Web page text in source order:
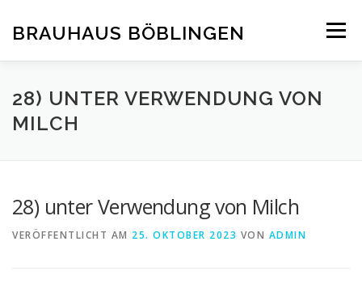
springen
BRAUHAUS BÖBLINGEN Menü
28) UNTER VERWENDUNG VON
MILCH
28) unter Verwendung von Milch
VERÖFFENTLICHT AM 25. OKTOBER 2023 VON ADMIN